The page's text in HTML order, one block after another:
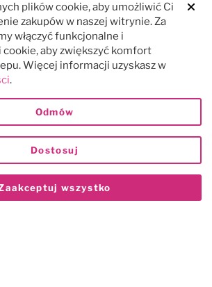
plików cookie, aby umożliwić Ci
zakupów w naszej witrynie. Za
włączyć funkcjonalne i
aby zwiększyć komfort
Więcej informacji uzyskasz w
.
wszystko
Dostosuj
Odmów